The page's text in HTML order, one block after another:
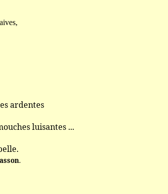
luisantes ...
.